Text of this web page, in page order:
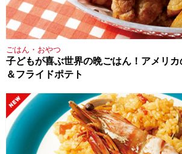
ごはん・おやつ
子どもが喜ぶ世界の晩ごはん！アメリ
＆フライドポテト